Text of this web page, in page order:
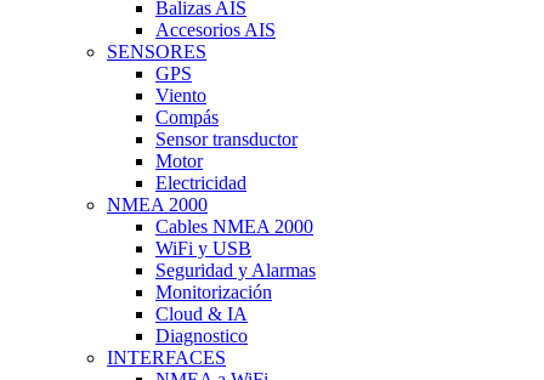
Balizas AIS
Accesorios AIS
SENSORES
GPS
Viento
Compás
Sensor transductor
Motor
Electricidad
NMEA 2000
Cables NMEA 2000
WiFi y USB
Seguridad y Alarmas
Monitorización
Cloud & IA
Diagnostico
INTERFACES